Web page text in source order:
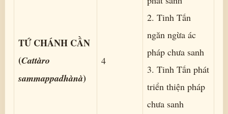
TỨ CHÁNH CẦN
(Cattàro
sammappadhànà)
4
2. Tinh Tấn
ngăn ngừa ác
pháp chưa sanh
3. Tinh Tấn phát
triển thiện pháp
chưa sanh